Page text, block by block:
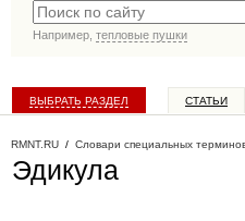
Например, тепловые пушки
ВЫБРАТЬ РАЗДЕЛ СТАТЬИ
RMNT.RU / Словари специальных
Эдикула